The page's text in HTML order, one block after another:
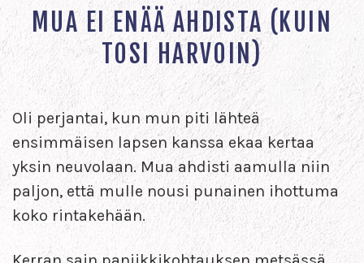
MUA EI ENÄÄ AHDISTA (KUIN
TOSI HARVOIN)
Oli perjantai, kun mun piti lähteä
ensimmäisen lapsen kanssa ekaa kertaa
yksin neuvolaan. Mua ahdisti aamulla niin
paljon, että mulle nousi punainen ihottuma
koko rintakehään.